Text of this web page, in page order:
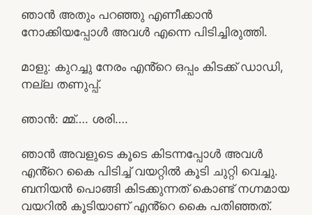
ഞാൻ അതും പറഞ്ഞു എണീക്കാൻ
നോക്കിയപ്പോൾ അവൾ എന്നെ പിടിച്ചിരുത്തി.
മാളു: കുറച്ചു നേരം എൻ്റെ ഒപ്പം കിടക്ക് ഡാഡി,
നല്ല തണുപ്പ്.
ഞാൻ: മ്മ്…. ശരി….
ഞാൻ അവളുടെ കൂടെ കിടന്നപ്പോൾ അവൾ
എൻ്റെ കൈ പിടിച്ച് വയറ്റിൽ കൂടി ചുറ്റി വെച്ചു.
ബനിയൻ പൊങ്ങി കിടക്കുന്നത് കൊണ്ട് നഗ്നമായ
വയറിൽ കൂടിയാണ് എൻ്റെ കൈ പതിഞ്ഞത്.